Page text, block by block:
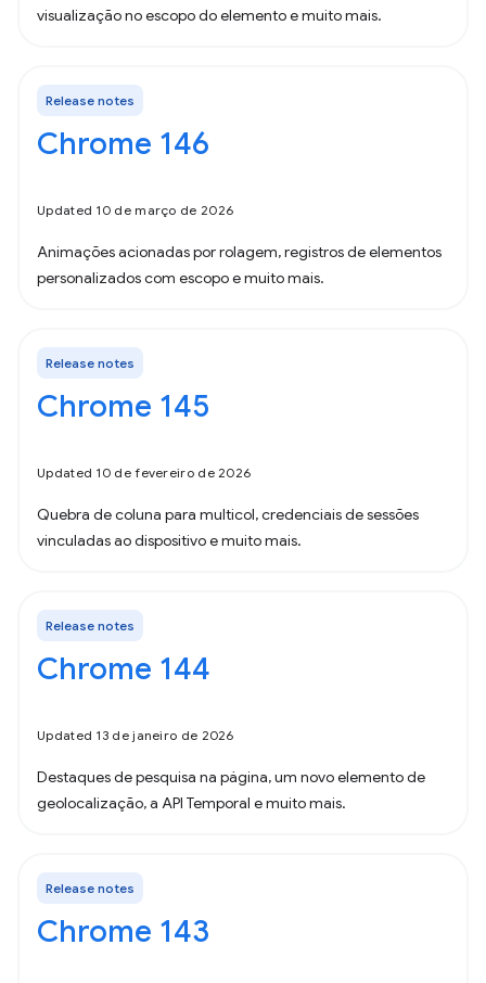
visualização no escopo do elemento e muito mais.
Release notes
Chrome 146
Updated 10 de março de 2026
Animações acionadas por rolagem, registros de elementos
personalizados com escopo e muito mais.
Release notes
Chrome 145
Updated 10 de fevereiro de 2026
Quebra de coluna para multicol, credenciais de sessões
vinculadas ao dispositivo e muito mais.
Release notes
Chrome 144
Updated 13 de janeiro de 2026
Destaques de pesquisa na página, um novo elemento de
geolocalização, a API Temporal e muito mais.
Release notes
Chrome 143